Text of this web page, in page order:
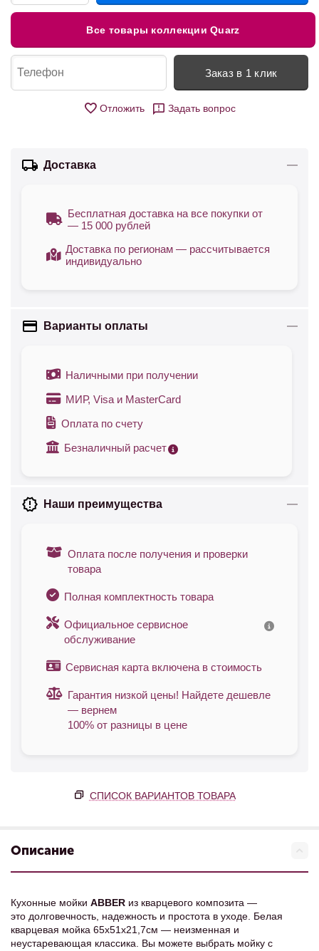
Все товары коллекции Quarz
Заказ в 1 клик
Отложить Задать вопрос
Доставка
Бесплатная доставка на все покупки от
— 15 000 рублей
Доставка по регионам — рассчитывается
индивидуально
Варианты оплаты
Наличными при получении
МИР, Visa и MasterCard
Оплата по счету
Безналичный расчет
Наши преимущества
Оплата после получения и проверки
товара
Полная комплектность товара
Официальное сервисное
обслуживание
Сервисная карта включена в стоимость
Гарантия низкой цены! Найдете дешевле
— вернем
100% от разницы в цене
СПИСОК ВАРИАНТОВ ТОВАРА
Описание
Кухонные мойки ABBER из кварцевого композита —
это долговечность, надежность и простота в уходе. Белая
кварцевая мойка 65х51х21,7см — неизменная и
неустаревающая классика. Вы можете выбрать мойку с